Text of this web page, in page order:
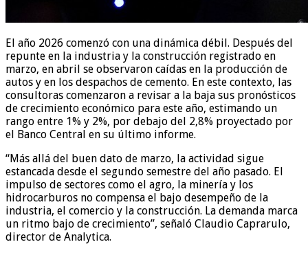
El año 2026 comenzó con una dinámica débil. Después del
repunte en la industria y la construcción registrado en
marzo, en abril se observaron caídas en la producción de
autos y en los despachos de cemento. En este contexto, las
consultoras comenzaron a revisar a la baja sus pronósticos
de crecimiento económico para este año, estimando un
rango entre 1% y 2%, por debajo del 2,8% proyectado por
el Banco Central en su último informe.
“Más allá del buen dato de marzo, la actividad sigue
estancada desde el segundo semestre del año pasado. El
impulso de sectores como el agro, la minería y los
hidrocarburos no compensa el bajo desempeño de la
industria, el comercio y la construcción. La demanda marca
un ritmo bajo de crecimiento”, señaló Claudio Caprarulo,
director de Analytica.